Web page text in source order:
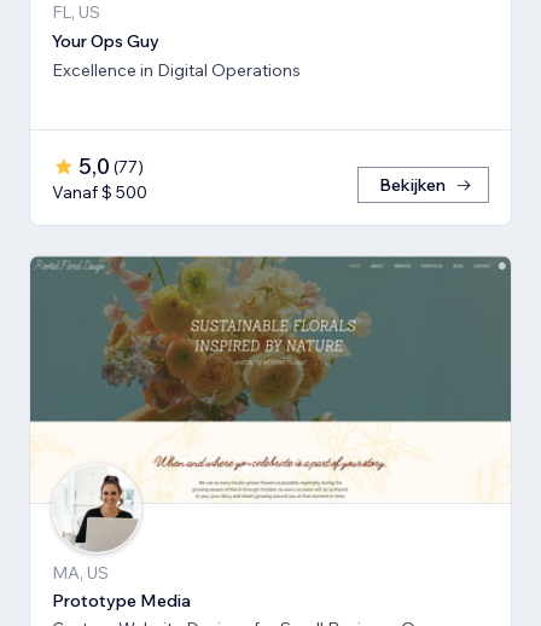
FL, US
Your Ops Guy
Excellence in Digital Operations
5,0 (77)
Vanaf $ 500
Bekijken
MA, US
Prototype Media